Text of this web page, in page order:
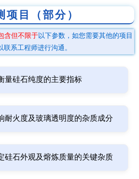
项目（部分）
含但不限于以下参数，如您需要其他的项目
联系工程师进行沟通。
量硅石纯度的主要指标
耐火度及玻璃透明度的杂质成分
硅石外观及熔炼质量的关键杂质